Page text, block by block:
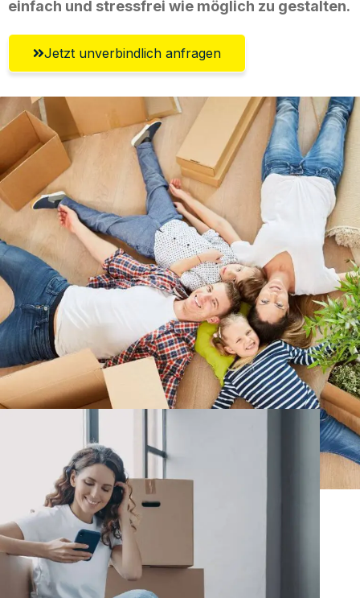
einfach und stressfrei wie möglich zu gestalten.
Jetzt unverbindlich anfragen